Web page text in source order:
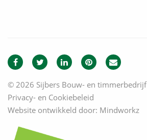
© 2026 Sijbers Bouw- en timmerbedrijf
Privacy- en Cookiebeleid
Website ontwikkeld door: Mindworkz